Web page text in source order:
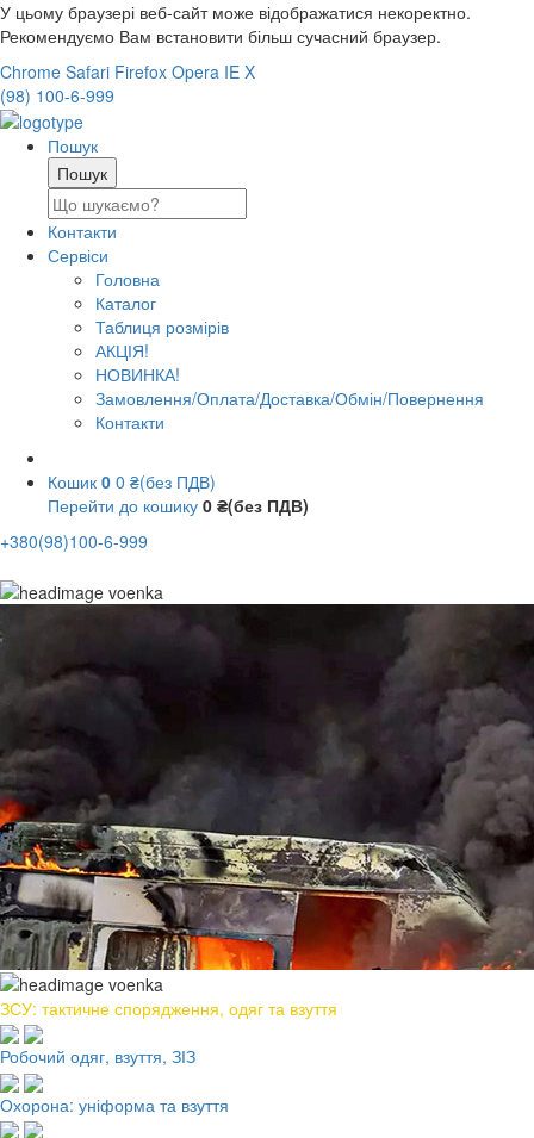
У цьому браузері веб-сайт може відображатися некоректно.
Рекомендуємо Вам встановити більш сучасний браузер.
Chrome Safari Firefox Opera IE X
(98) 100-6-999
Пошук
Контакти
Сервіси
Головна
Каталог
Таблиця розмірів
АКЦІЯ!
НОВИНКА!
Замовлення/Оплата/Доставка/Обмін/Повернення
Контакти
Кошик 0 0 ₴(без ПДВ)
Перейти до кошику 0 ₴(без ПДВ)
+380(98)100-6-999
ЗСУ: тактичне спорядження, одяг та взуття
Робочий одяг, взуття, ЗІЗ
Охорона: уніформа та взуття